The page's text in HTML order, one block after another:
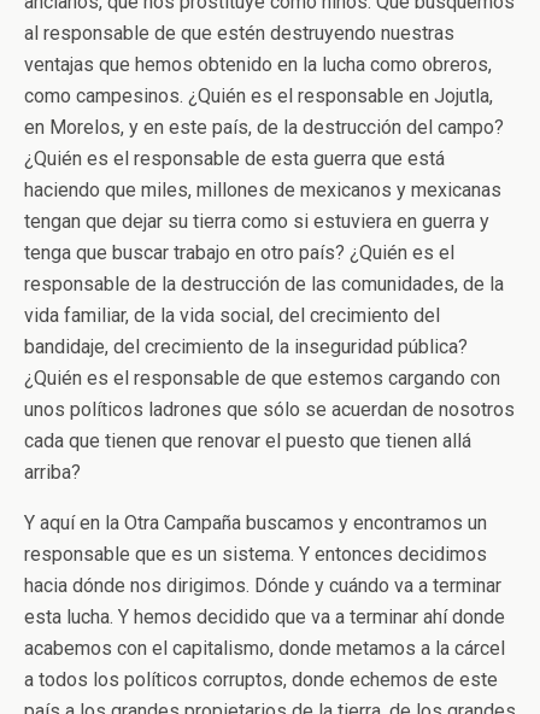
al responsable de que estén destruyendo nuestras
ventajas que hemos obtenido en la lucha como obreros,
como campesinos. ¿Quién es el responsable en Jojutla,
en Morelos, y en este país, de la destrucción del campo?
¿Quién es el responsable de esta guerra que está
haciendo que miles, millones de mexicanos y mexicanas
tengan que dejar su tierra como si estuviera en guerra y
tenga que buscar trabajo en otro país? ¿Quién es el
responsable de la destrucción de las comunidades, de la
vida familiar, de la vida social, del crecimiento del
bandidaje, del crecimiento de la inseguridad pública?
¿Quién es el responsable de que estemos cargando con
unos políticos ladrones que sólo se acuerdan de nosotros
cada que tienen que renovar el puesto que tienen allá
arriba?
Y aquí en la Otra Campaña buscamos y encontramos un
responsable que es un sistema. Y entonces decidimos
hacia dónde nos dirigimos. Dónde y cuándo va a terminar
esta lucha. Y hemos decidido que va a terminar ahí donde
acabemos con el capitalismo, donde metamos a la cárcel
a todos los políticos corruptos, donde echemos de este